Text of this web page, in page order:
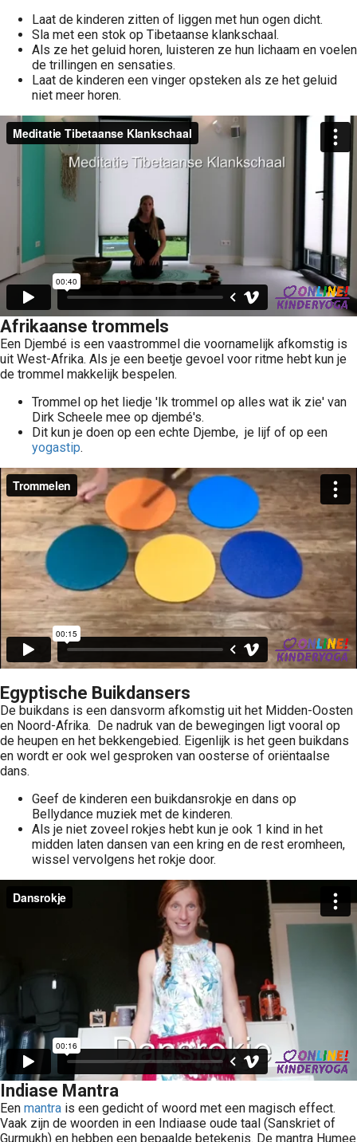
Laat de kinderen zitten of liggen met hun ogen dicht.
Sla met een stok op Tibetaanse klankschaal.
Als ze het geluid horen, luisteren ze hun lichaam en voelen
de trillingen en sensaties.
Laat de kinderen een vinger opsteken als ze het geluid
niet meer horen.
Afrikaanse trommels
Een Djembé is een vaastrommel die voornamelijk afkomstig is
uit West-Afrika. Als je een beetje gevoel voor ritme hebt kun je
de trommel makkelijk bespelen.
Trommel op het liedje 'Ik trommel op alles wat ik zie' van
Dirk Scheele mee op djembé's.
Dit kun je doen op een echte Djembe, je lijf of op een
yogastip.
Egyptische Buikdansers
De buikdans is een dansvorm afkomstig uit het Midden-Oosten
en Noord-Afrika. De nadruk van de bewegingen ligt vooral op
de heupen en het bekkengebied. Eigenlijk is het geen buikdans
en wordt er ook wel gesproken van oosterse of oriëntaalse
dans.
Geef de kinderen een buikdansrokje en dans op
Bellydance muziek met de kinderen.
Als je niet zoveel rokjes hebt kun je ook 1 kind in het
midden laten dansen van een kring en de rest eromheen,
wissel vervolgens het rokje door.
Indiase Mantra
Een mantra is een gedicht of woord met een magisch effect.
Vaak zijn de woorden in een Indiaase oude taal (Sanskriet of
Gurmukh) en hebben een bepaalde betekenis. De mantra Humee